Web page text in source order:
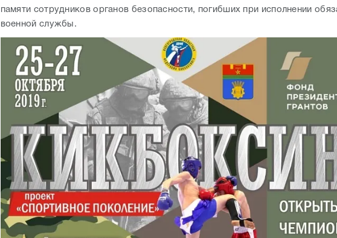
памяти сотрудников органов безопасности, погибших при исполнении
военной службы.